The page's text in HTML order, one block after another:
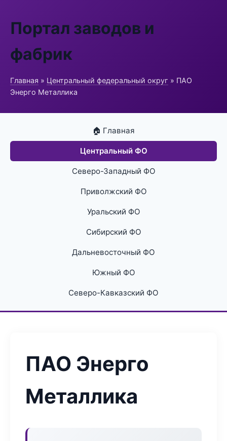
Портал заводов и
фабрик
Главная » Центральный федеральный округ » ПАО
Энерго Металлика
🏠 Главная
Центральный ФО
Северо-Западный ФО
Приволжский ФО
Уральский ФО
Сибирский ФО
Дальневосточный ФО
Южный ФО
Северо-Кавказский ФО
ПАО Энерго
Металлика